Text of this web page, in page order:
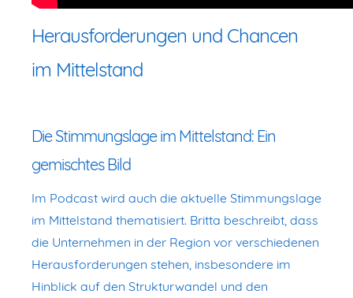
Herausforderungen und Chancen
im Mittelstand
Die Stimmungslage im Mittelstand: Ein
gemischtes Bild
Im Podcast wird auch die aktuelle Stimmungslage
im Mittelstand thematisiert. Britta beschreibt, dass
die Unternehmen in der Region vor verschiedenen
Herausforderungen stehen, insbesondere im
Hinblick auf den Strukturwandel und den